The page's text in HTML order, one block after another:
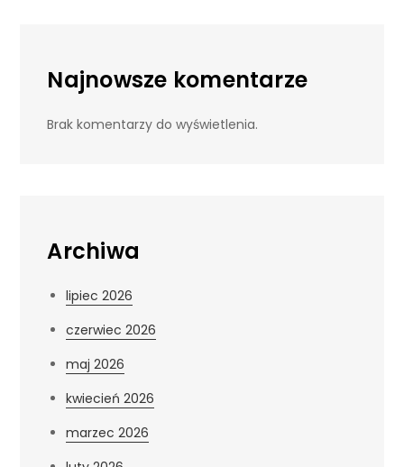
Najnowsze komentarze
Brak komentarzy do wyświetlenia.
Archiwa
lipiec 2026
czerwiec 2026
maj 2026
kwiecień 2026
marzec 2026